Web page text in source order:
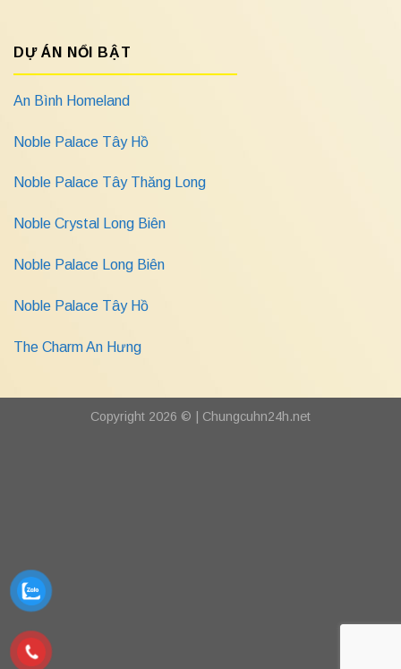
DỰ ÁN NỔI BẬT
An Bình Homeland
Noble Palace Tây Hồ
Noble Palace Tây Thăng Long
Noble Crystal Long Biên
Noble Palace Long Biên
Noble Palace Tây Hồ
The Charm An Hưng
Copyright 2026 © | Chungcuhn24h.net